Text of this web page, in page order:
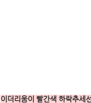
이더리움이 빨간색 하락추세